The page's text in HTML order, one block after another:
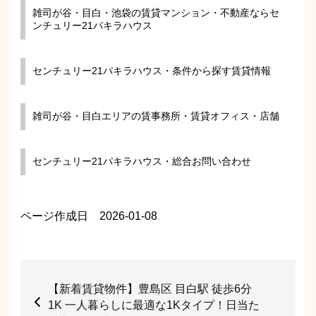
雑司が谷・目白・池袋の賃貸マンション・不動産ならセ
ンチュリー21パキラハウス
センチュリー21パキラハウス・条件から探す賃貸情報
雑司が谷・目白エリアの賃事務所・賃貸オフィス・店舗
センチュリー21パキラハウス・総合お問い合わせ
ページ作成日 2026-01-08
【新着賃貸物件】豊島区 目白駅 徒歩6分
1K 一人暮らしに最適な1Kタイプ！日当た